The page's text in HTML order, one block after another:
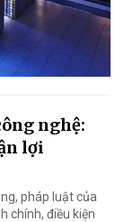
nghệ:
lợi
pháp luật của
chính, điều kiện